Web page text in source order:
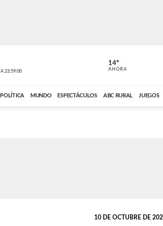
A 23:59:00 ABC CARDINAL
14º
AHORA
POLÍTICA MUNDO ESPECTÁCULOS ABC RURAL JUEGOS
10 DE OCTUBRE DE